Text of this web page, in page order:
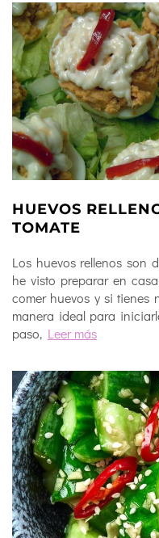
HUEVOS
TOMATE
Los huevos rellenos son
he visto preparar en
comer huevos y si tienes
manera ideal para
paso, Leer más